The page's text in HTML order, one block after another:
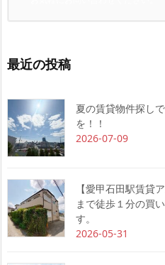
最近の投稿
夏の賃貸物件探し
を！！
2026-07-09
【愛甲石田駅賃貸
まで徒歩１分の買
す。
2026-05-31